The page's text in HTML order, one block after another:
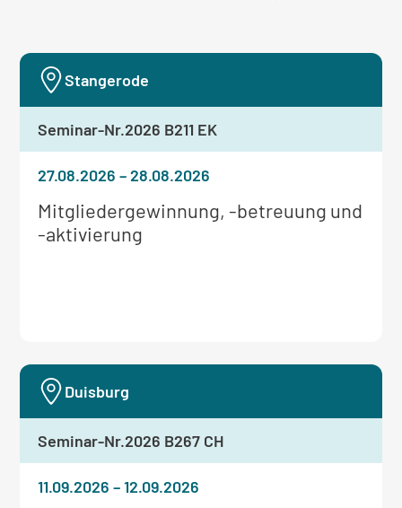
Weitere
Informationen
Mitgliedergewinnung, -betreuung und
-aktivierung
27.08.2026–28.08.2026
Stangerode
Seminar-Nr.2026 B211 EK
11.09.2026–12.09.2026
Duisburg
Seminar-Nr.2026 B267 CH